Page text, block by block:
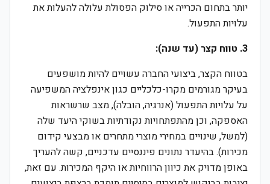
יותר בתחום הכרייה או סילוק הפסולת עלולה להעלות את
עלויות התפעול.
3. טווח קצר (עד שנה):
בטווח הקצר, ביצועי החברה עשויים להיות מושפעים
בעיקר מגורמים מקרו-כלכליים כגון אינפלציה המשפיעה
על עלויות התפעול (אנרגיה, הובלה), מצב שרשראות
האספקה, וכן מהתפתחויות נקודתיות בשוקי היעד שלה
(למשל, שינויים במחירי מוצרי מתחרים או מבצעי קידום
מכירות). בהיעדר נתונים פיננסיים עדכניים, קשה להעריך
באופן מדויק את כיוון הרווחיות או היקף המכירות. עם זאת,